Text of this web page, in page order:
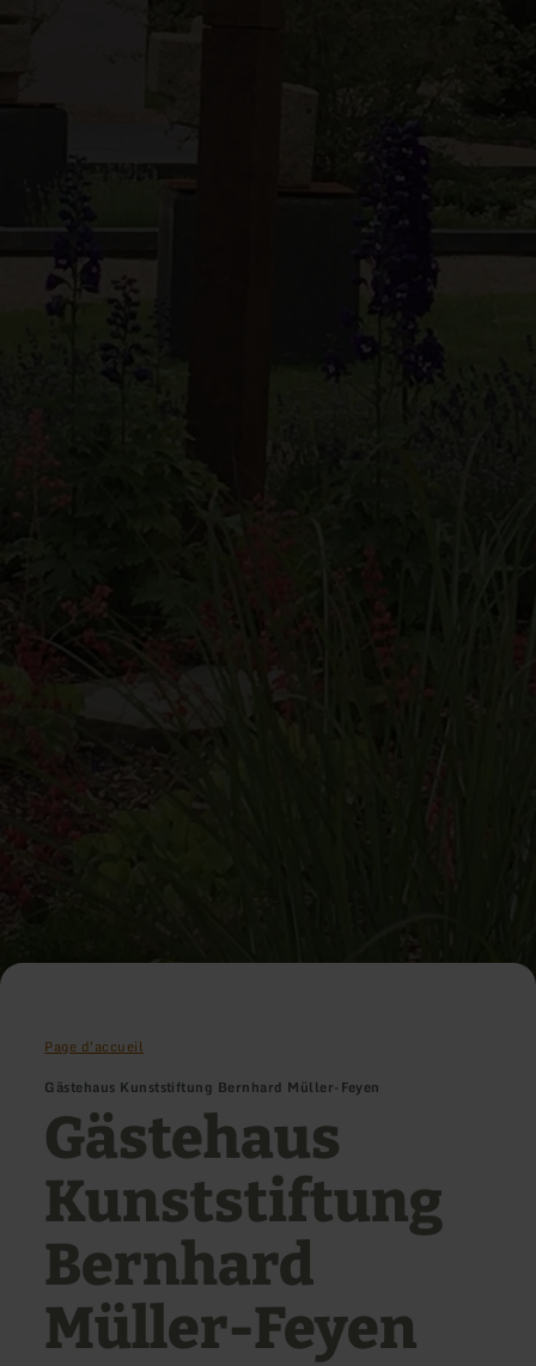
Page d'accueil
Gästehaus Kunststiftung Bernhard Müller-Feyen
Gästehaus
Kunststiftung
Bernhard
Müller-Feyen